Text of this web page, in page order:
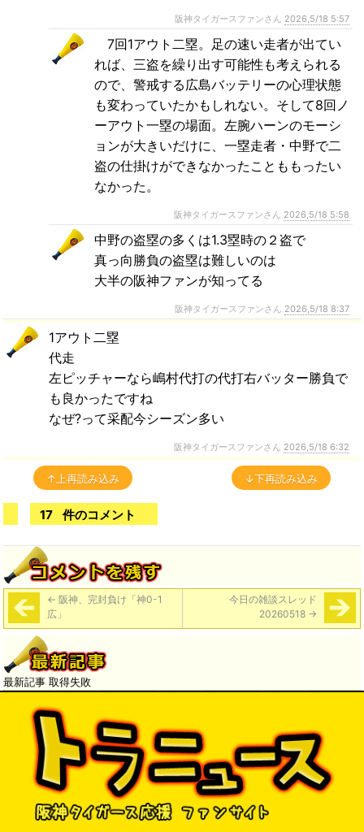
阪神タイガースファンさん 2026,5/18 5:57
7回1アウト二塁。足の速い走者が出てい
れば、三盗を繰り出す可能性も考えられる
ので、警戒する広島バッテリーの心理状態
も変わっていたかもしれない。そして8回ノ
ーアウト一塁の場面。左腕ハーンのモーシ
ョンが大きいだけに、一塁走者・中野で二
盗の仕掛けができなかったことももったい
なかった。
阪神タイガースファンさん 2026,5/18 5:58
中野の盗塁の多くは1.3塁時の２盗で
真っ向勝負の盗塁は難しいのは
大半の阪神ファンが知ってる
阪神タイガースファンさん 2026,5/18 8:37
1アウト二塁
代走
左ピッチャーなら嶋村代打の代打右バッター勝負で
も良かったですね
なぜ?って采配今シーズン多い
阪神タイガースファンさん 2026,5/18 6:32
↑上再読み込み ↓下再読み込み
17 件のコメント
← 阪神、完封負け「神0-1
広」
今日の雑談スレッド
20260518 →
最新記事 取得失敗